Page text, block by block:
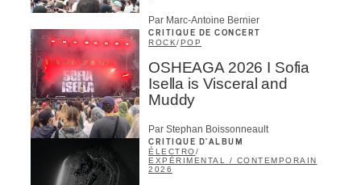
Par Marc-Antoine Bernier
CRITIQUE DE CONCERT
ROCK/POP
OSHEAGA 2026 I Sofia
Isella is Visceral and
Muddy
Par Stephan Boissonneault
CRITIQUE D'ALBUM
ÉLECTRO/
EXPÉRIMENTAL / CONTEMPORAIN
2026